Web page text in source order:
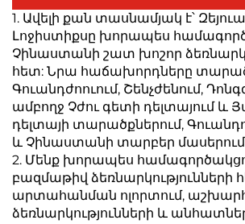
1. Ավելի քան տասնամյակ է՝
Լոջիստիքսը խորապես
Չինաստանի շատ խոշոր
հետ: Նրա հաճախորդները
Գուանդժոուում, Շենչժենում,
ամբողջ Չժու գետի դելտայում և
դելտայի տարածքներում,
և Չինաստանի տարբեր
2. Մենք խորապես
բազմաթիվ ձեռնարկությունների
արտահանման ոլորտում,
ձեռնարկությունների և